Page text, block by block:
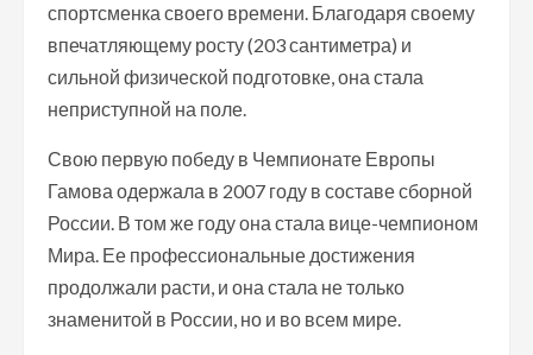
спортсменка своего времени. Благодаря своему
впечатляющему росту (203 сантиметра) и
сильной физической подготовке, она стала
неприступной на поле.
Свою первую победу в Чемпионате Европы
Гамова одержала в 2007 году в составе сборной
России. В том же году она стала вице-чемпионом
Мира. Ее профессиональные достижения
продолжали расти, и она стала не только
знаменитой в России, но и во всем мире.